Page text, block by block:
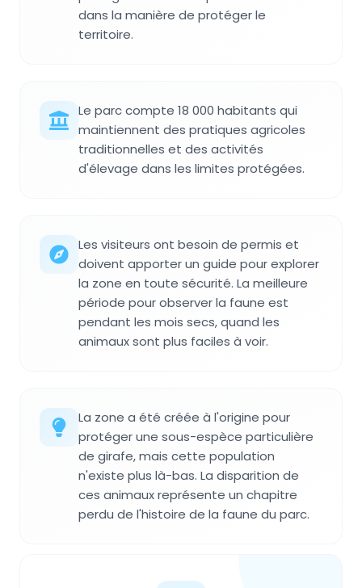
dans la manière de protéger le
territoire.
Le parc compte 18 000 habitants qui
maintiennent des pratiques agricoles
traditionnelles et des activités
d'élevage dans les limites protégées.
Les visiteurs ont besoin de permis et
doivent apporter un guide pour explorer
la zone en toute sécurité. La meilleure
période pour observer la faune est
pendant les mois secs, quand les
animaux sont plus faciles à voir.
La zone a été créée à l'origine pour
protéger une sous-espèce particulière
de girafe, mais cette population
n'existe plus là-bas. La disparition de
ces animaux représente un chapitre
perdu de l'histoire de la faune du parc.